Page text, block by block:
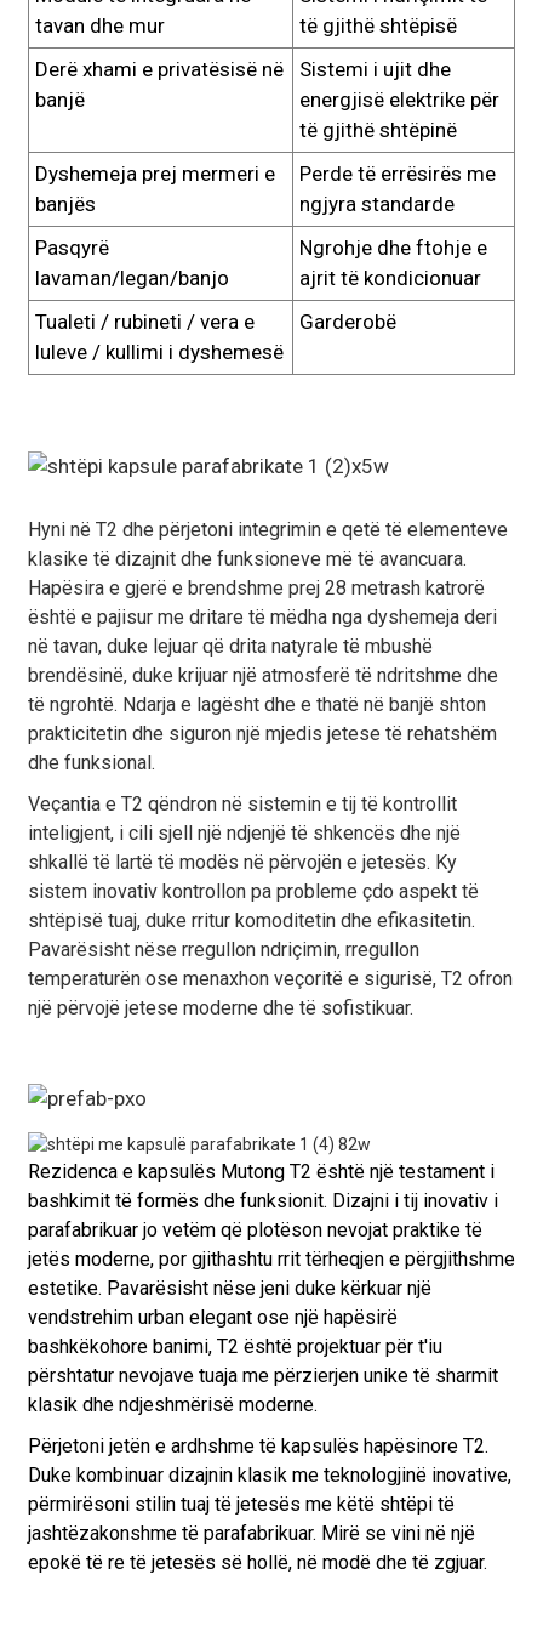
tavan dhe mur
të gjithë shtëpisë
Derë xhami e privatësisë në
banjë
Sistemi i ujit dhe
energjisë elektrike për
të gjithë shtëpinë
Dyshemeja prej mermeri e
banjës
Perde të errësirës me
ngjyra standarde
Pasqyrë
lavaman/legan/banjo
Ngrohje dhe ftohje e
ajrit të kondicionuar
Tualeti / rubineti / vera e
luleve / kullimi i dyshemesë
Garderobë
Hyni në T2 dhe përjetoni integrimin e qetë të elementeve
klasike të dizajnit dhe funksioneve më të avancuara.
Hapësira e gjerë e brendshme prej 28 metrash katrorë
është e pajisur me dritare të mëdha nga dyshemeja deri
në tavan, duke lejuar që drita natyrale të mbushë
brendësinë, duke krijuar një atmosferë të ndritshme dhe
të ngrohtë. Ndarja e lagësht dhe e thatë në banjë shton
prakticitetin dhe siguron një mjedis jetese të rehatshëm
dhe funksional.
Veçantia e T2 qëndron në sistemin e tij të kontrollit
inteligjent, i cili sjell një ndjenjë të shkencës dhe një
shkallë të lartë të modës në përvojën e jetesës. Ky
sistem inovativ kontrollon pa probleme çdo aspekt të
shtëpisë tuaj, duke rritur komoditetin dhe efikasitetin.
Pavarësisht nëse rregullon ndriçimin, rregullon
temperaturën ose menaxhon veçoritë e sigurisë, T2 ofron
një përvojë jetese moderne dhe të sofistikuar.
Rezidenca e kapsulës Mutong T2 është një testament i
bashkimit të formës dhe funksionit. Dizajni i tij inovativ i
parafabrikuar jo vetëm që plotëson nevojat praktike të
jetës moderne, por gjithashtu rrit tërheqjen e përgjithshme
estetike. Pavarësisht nëse jeni duke kërkuar një
vendstrehim urban elegant ose një hapësirë ​​
bashkëkohore banimi, T2 është projektuar për t'iu
përshtatur nevojave tuaja me përzierjen unike të sharmit
klasik dhe ndjeshmërisë moderne.
Përjetoni jetën e ardhshme të kapsulës hapësinore T2.
Duke kombinuar dizajnin klasik me teknologjinë inovative,
përmirësoni stilin tuaj të jetesës me këtë shtëpi të
jashtëzakonshme të parafabrikuar. Mirë se vini në një
epokë të re të jetesës së hollë, në modë dhe të zgjuar.